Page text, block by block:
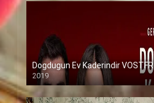
Dogdugun Ev Kaderindir VOSTFR
2019